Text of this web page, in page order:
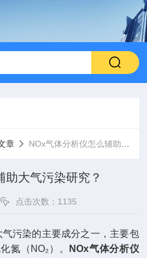
章 NOx气体分析仪怎么辅助大气污染研究？
助大气污染研究？
点击次数：1135
污染的主要成分之一，主要包
氮（NO₂）。
NOx气体分析仪